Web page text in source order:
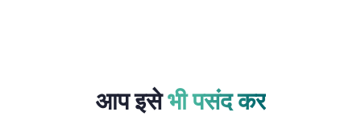
आप इसेभी पसंद कर